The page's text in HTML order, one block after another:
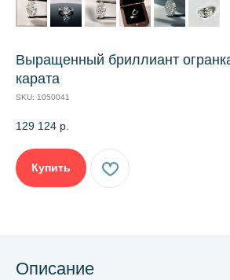
Выращенный бриллиант
карата
SKU: 1050041
129 124 р.
Купить
Описание